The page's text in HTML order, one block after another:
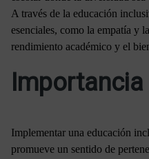
A través de la educación
esenciales, como la empatía y
rendimiento académico y el
Implementar una educación
promueve un sentido de